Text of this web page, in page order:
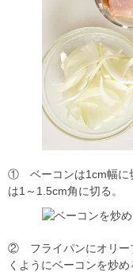
① ベーコンは1cm幅に
は1～1.5cm角に切る。
② フライパンにオリー
くようにベーコンを炒め